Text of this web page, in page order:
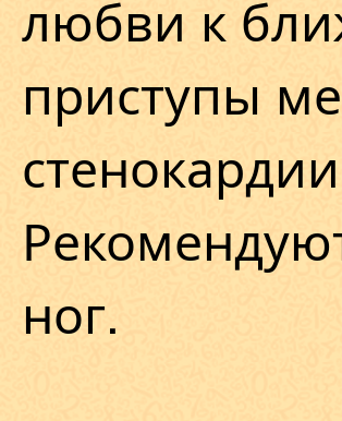
любви к
приступы
ног.